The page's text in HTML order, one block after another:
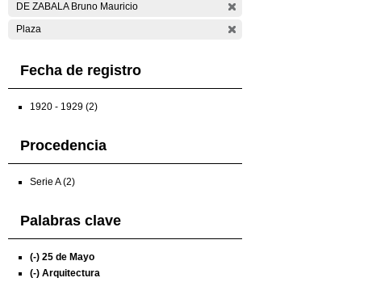
DE ZABALA Bruno Mauricio
Plaza
Fecha de registro
1920 - 1929 (2)
Procedencia
Serie A (2)
Palabras clave
(-) 25 de Mayo
(-) Arquitectura